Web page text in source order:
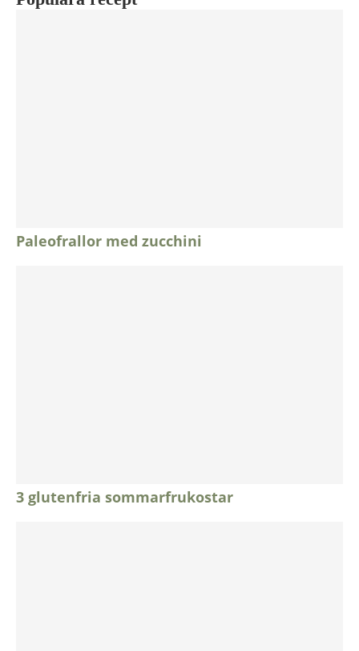
Paleofrallor med zucchini
3 glutenfria sommarfrukostar